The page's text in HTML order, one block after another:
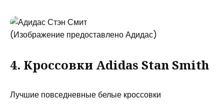
(Изображение предоставлено Адидас)
4. Кроссовки Adidas Stan Smith
Лучшие повседневные белые кроссовки